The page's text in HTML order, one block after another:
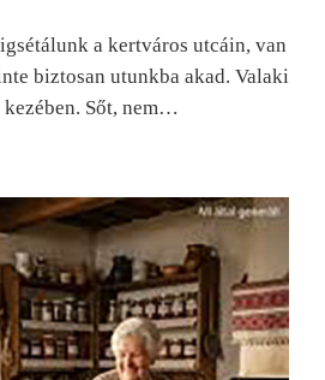
a kertváros utcáin, van
biztosan utunkba akad. Valaki
Sőt, nem…